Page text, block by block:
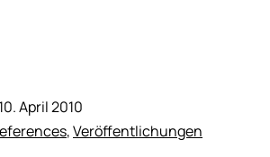
10. April 2010
,Veröffentlichungen